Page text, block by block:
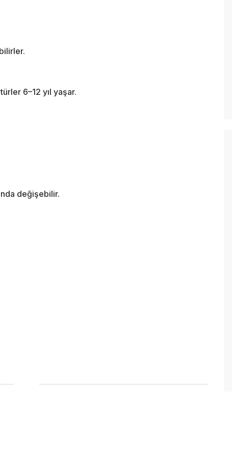
6–12 yıl yaşar.
değişebilir.